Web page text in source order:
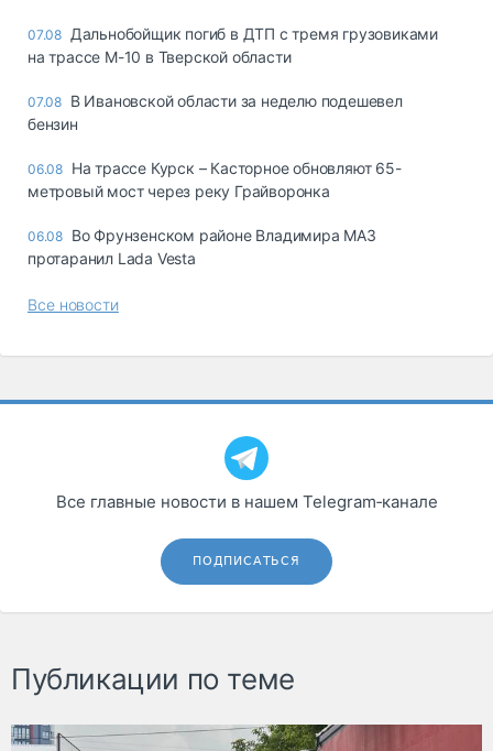
07.08 Дальнобойщик погиб в ДТП с тремя грузовиками
на трассе М-10 в Тверской области
07.08 В Ивановской области за неделю подешевел
бензин
06.08 На трассе Курск – Касторное обновляют 65-
метровый мост через реку Грайворонка
06.08 Во Фрунзенском районе Владимира МАЗ
протаранил Lada Vesta
Все новости
Все главные новости в нашем Telegram‑канале
ПОДПИСАТЬСЯ
Публикации по теме